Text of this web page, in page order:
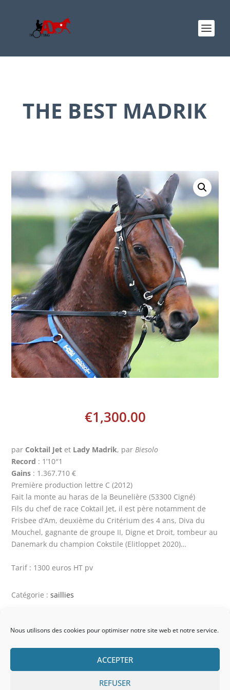
Nous utilisons des cookies pour optimiser notre site web et notre service.
ACCEPTER
REFUSER
THE BEST MADRIK
€1,300.00
par Coktail Jet et Lady Madrik, parBiesolo
Record : 1’10″1
Gains : 1.367.710 €
Première production lettre C (2012)
Fait la monte au haras de la Beunelière (53300 Cigné)
Fils du chef de race Coktail Jet, il est père notamment de
Frisbee d’Am, deuxième du Critérium des 4 ans, Diva du
Mouchel, gagnante de groupe II, Digne et Droit, tombeur au
Danemark du champion Cokstile (Elitloppet 2020)…
Tarif : 1300 euros HT pv
Catégorie :saillies
APPELEZ MOI